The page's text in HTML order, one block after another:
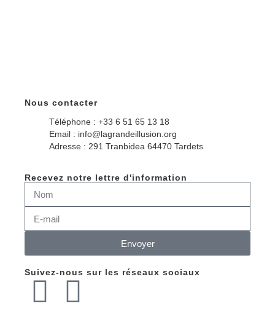
Nous contacter
Téléphone : +33 6 51 65 13 18
Email : info@lagrandeillusion.org
Adresse : 291 Tranbidea 64470 Tardets
Recevez notre lettre d'information
Envoyer
Suivez-nous sur les réseaux sociaux